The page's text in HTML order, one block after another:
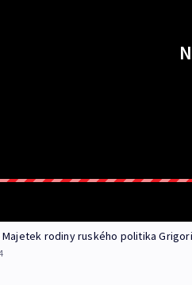
Majetek rodiny ruského politika